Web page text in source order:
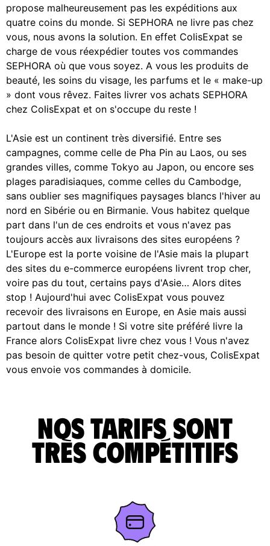
propose malheureusement pas les expéditions aux
quatre coins du monde. Si SEPHORA ne livre pas chez
vous, nous avons la solution. En effet ColisExpat se
charge de vous réexpédier toutes vos commandes
SEPHORA où que vous soyez. A vous les produits de
beauté, les soins du visage, les parfums et le « make-up
» dont vous rêvez. Faites livrer vos achats SEPHORA
chez ColisExpat et on s'occupe du reste !
L'Asie est un continent très diversifié. Entre ses
campagnes, comme celle de Pha Pin au Laos, ou ses
grandes villes, comme Tokyo au Japon, ou encore ses
plages paradisiaques, comme celles du Cambodge,
sans oublier ses magnifiques paysages blancs l'hiver au
nord en Sibérie ou en Birmanie. Vous habitez quelque
part dans l'un de ces endroits et vous n'avez pas
toujours accès aux livraisons des sites européens ?
L'Europe est la porte voisine de l'Asie mais la plupart
des sites du e-commerce européens livrent trop cher,
voire pas du tout, certains pays d'Asie… Alors dites
stop ! Aujourd'hui avec ColisExpat vous pouvez
recevoir des livraisons en Europe, en Asie mais aussi
partout dans le monde ! Si votre site préféré livre la
France alors ColisExpat livre chez vous ! Vous n'avez
pas besoin de quitter votre petit chez-vous, ColisExpat
vous envoie vos commandes à domicile.
Nos tarifs sont
très compétitifs